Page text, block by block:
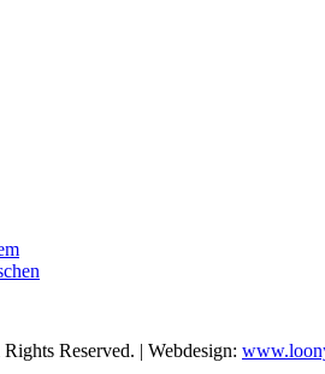
Reserved. | Webdesign: